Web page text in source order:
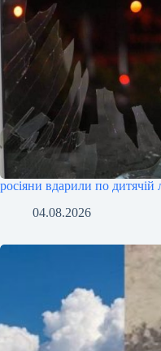
росіяни вдарили по дитячій
04.08.2026